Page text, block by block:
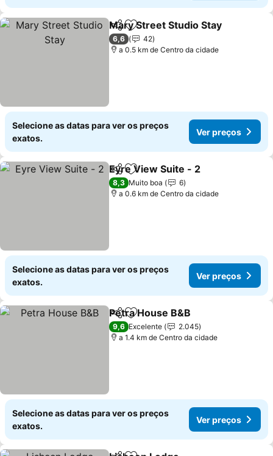
PartilharAdicionar aos favoritos
Mary Street Studio Stay
6,6
42
a 0.5 km de Centro da cidade
Selecione as datas para ver os preços
exatos.
Ver preços
PartilharAdicionar aos favoritos
Eyre View Suite - 2
8,3 Muito boa
6
a 0.6 km de Centro da cidade
Selecione as datas para ver os preços
exatos.
Ver preços
PartilharAdicionar aos favoritos
Petra House B&B
9,6 Excelente
2.045
a 1.4 km de Centro da cidade
Selecione as datas para ver os preços
exatos.
Ver preços